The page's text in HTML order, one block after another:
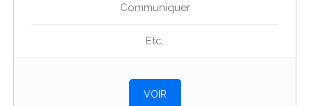
Communiquer
Etc.
VOIR